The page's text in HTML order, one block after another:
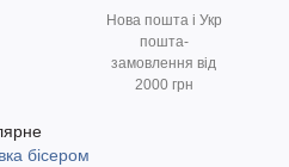
Нова пошта і Укр
пошта-
замовлення від
2000 грн
бісером